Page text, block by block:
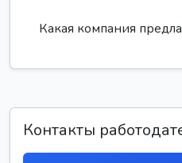
Какая компания
Контакты